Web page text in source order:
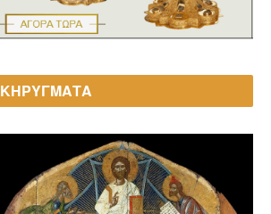
ΚΗΡΥΓΜΑΤΑ